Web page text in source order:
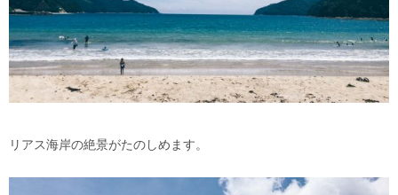
リアス海岸の絶景がたのしめます。